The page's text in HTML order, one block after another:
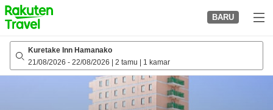
to
top
page
BARU
Kuretake Inn Hamanako
21/08/2026 - 22/08/2026 2 tamu 1 kamar